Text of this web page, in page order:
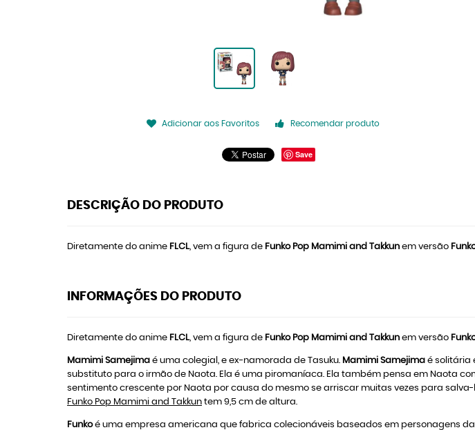
Adicionar aos Favoritos Recomendar produto
Save
DESCRIÇÃO DO PRODUTO
Diretamente do anime FLCL, vem a figura de Funko Pop Mamimi and Takkun em versão
INFORMAÇÕES DO PRODUTO
Diretamente do anime FLCL, vem a figura de Funko Pop Mamimi and Takkun em versão
Mamimi Samejima é uma colegial, e ex-namorada de Tasuku. Mamimi Samejima é solitária
substituto para o irmão de Naota. Ela é uma piromaníaca. Ela também pensa em Naota
sentimento crescente por Naota por causa do mesmo se arriscar muitas vezes para
Funko Pop Mamimi and Takkun tem 9,5 cm de altura.
Funkoé uma empresa americana que fabrica colecionáveis baseados em personagens